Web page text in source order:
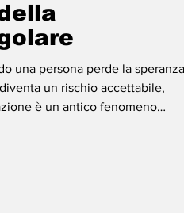
un rischio accettabile,